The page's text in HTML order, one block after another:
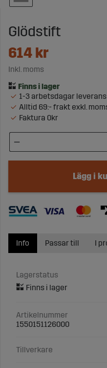
Glödstift
614kr
Inkl. moms
1-3 arbetsdagar leverans
Alltid 69:- frakt exkl.
Faktura 0kr
Lägg i
Info
Lagerstatus
Artikelnummer
1550151126000
Tillverkare
Passar till I